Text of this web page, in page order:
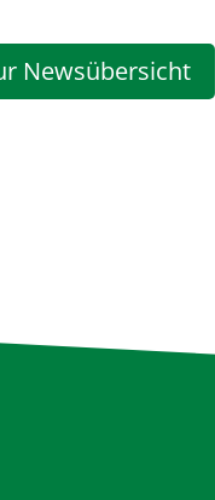
Newsübersicht